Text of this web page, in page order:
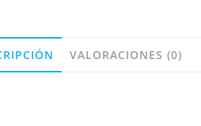
VALORACIONES (0)